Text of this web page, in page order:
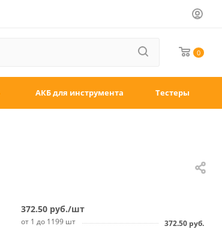
0
АКБ для инструмента Тестеры
372.50 руб./шт
от 1 до 1199 шт 372.50 руб.